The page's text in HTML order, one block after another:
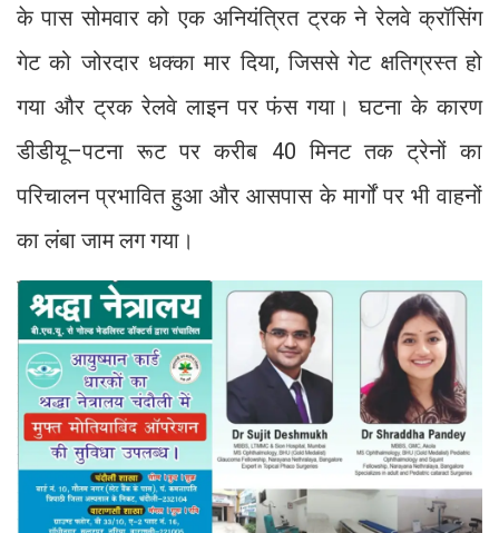
के पास सोमवार को एक अनियंत्रित ट्रक ने रेलवे क्रॉसिंग
गेट को जोरदार धक्का मार दिया, जिससे गेट क्षतिग्रस्त हो
गया और ट्रक रेलवे लाइन पर फंस गया। घटना के कारण
डीडीयू–पटना रूट पर करीब 40 मिनट तक ट्रेनों का
परिचालन प्रभावित हुआ और आसपास के मार्गों पर भी वाहनों
का लंबा जाम लग गया।